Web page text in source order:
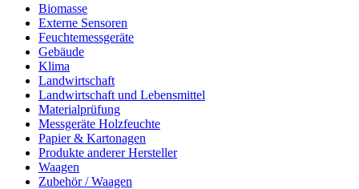
Biomasse
Externe Sensoren
Feuchtemessgeräte
Gebäude
Klima
Landwirtschaft
Landwirtschaft und Lebensmittel
Materialprüfung
Messgeräte Holzfeuchte
Papier & Kartonagen
Produkte anderer Hersteller
Waagen
Zubehör / Waagen